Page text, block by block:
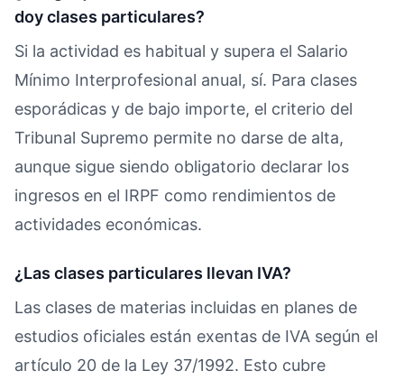
doy clases particulares?
Si la actividad es habitual y supera el Salario
Mínimo Interprofesional anual, sí. Para clases
esporádicas y de bajo importe, el criterio del
Tribunal Supremo permite no darse de alta,
aunque sigue siendo obligatorio declarar los
ingresos en el IRPF como rendimientos de
actividades económicas.
¿Las clases particulares llevan IVA?
Las clases de materias incluidas en planes de
estudios oficiales están exentas de IVA según el
artículo 20 de la Ley 37/1992. Esto cubre